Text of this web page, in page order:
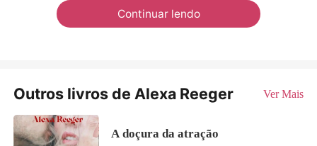
Continuar lendo
Outros livros de Alexa Reeger Ver Mais
A doçura da atração